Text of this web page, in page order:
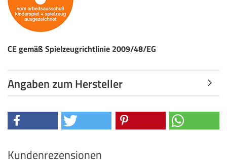
CE gemäß Spielzeugrichtlinie 2009/48/EG
Angaben zum Hersteller
Kundenrezensionen